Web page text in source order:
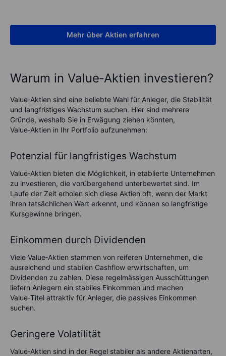
Mehr über Aktien erfahren
Warum in Value‑Aktien investieren?
Value‑Aktien sind eine beliebte Wahl für Anleger, die Stabilität
und langfristiges Wachstum suchen. Hier sind mehrere
Gründe, weshalb Sie in Erwägung ziehen könnten,
Value‑Aktien in Ihr Portfolio aufzunehmen:
Potenzial für langfristiges Wachstum
Value‑Aktien bieten die Möglichkeit, in etablierte Unternehmen
zu investieren, die vorübergehend unterbewertet sind. Im
Laufe der Zeit erholen sich diese Aktien oft, wenn der Markt
ihren tatsächlichen Wert erkennt, und können so langfristige
Kursgewinne bringen.
Einkommen durch Dividenden
Viele Value‑Aktien stammen von reiferen Unternehmen, die
ausreichend und stabilen Cashflow erwirtschaften, um
Dividenden zu zahlen. Diese regelmässigen Ausschüttungen
liefern Anlegern ein stabiles Einkommen und machen
Value‑Titel attraktiv für Anleger, die passives Einkommen
suchen.
Geringere Volatilität
Value‑Aktien sind in der Regel stabiler als andere Aktienarten,